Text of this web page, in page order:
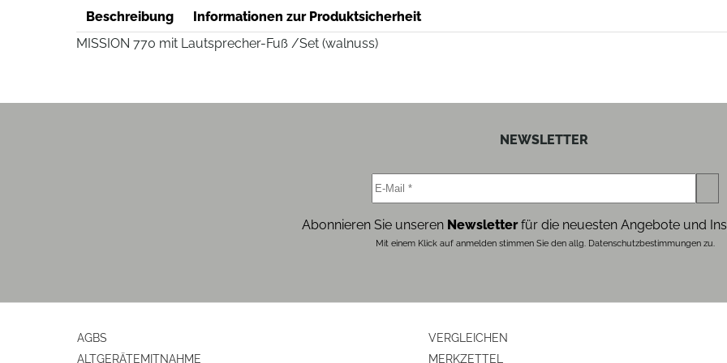
Beschreibung
Informationen zur Produktsicherheit
MISSION 770 mit Lautsprecher-Fuß /Set (walnuss)
NEWSLETTER
Abonnieren Sie unseren Newsletterfür die neuesten Angebote und
Mit einem Klick auf anmelden stimmen Sie den allg. Datenschutzbestimmungen zu.
AGBS
ALTGERÄTEMITNAHME
VERGLEICHEN
MERKZETTEL